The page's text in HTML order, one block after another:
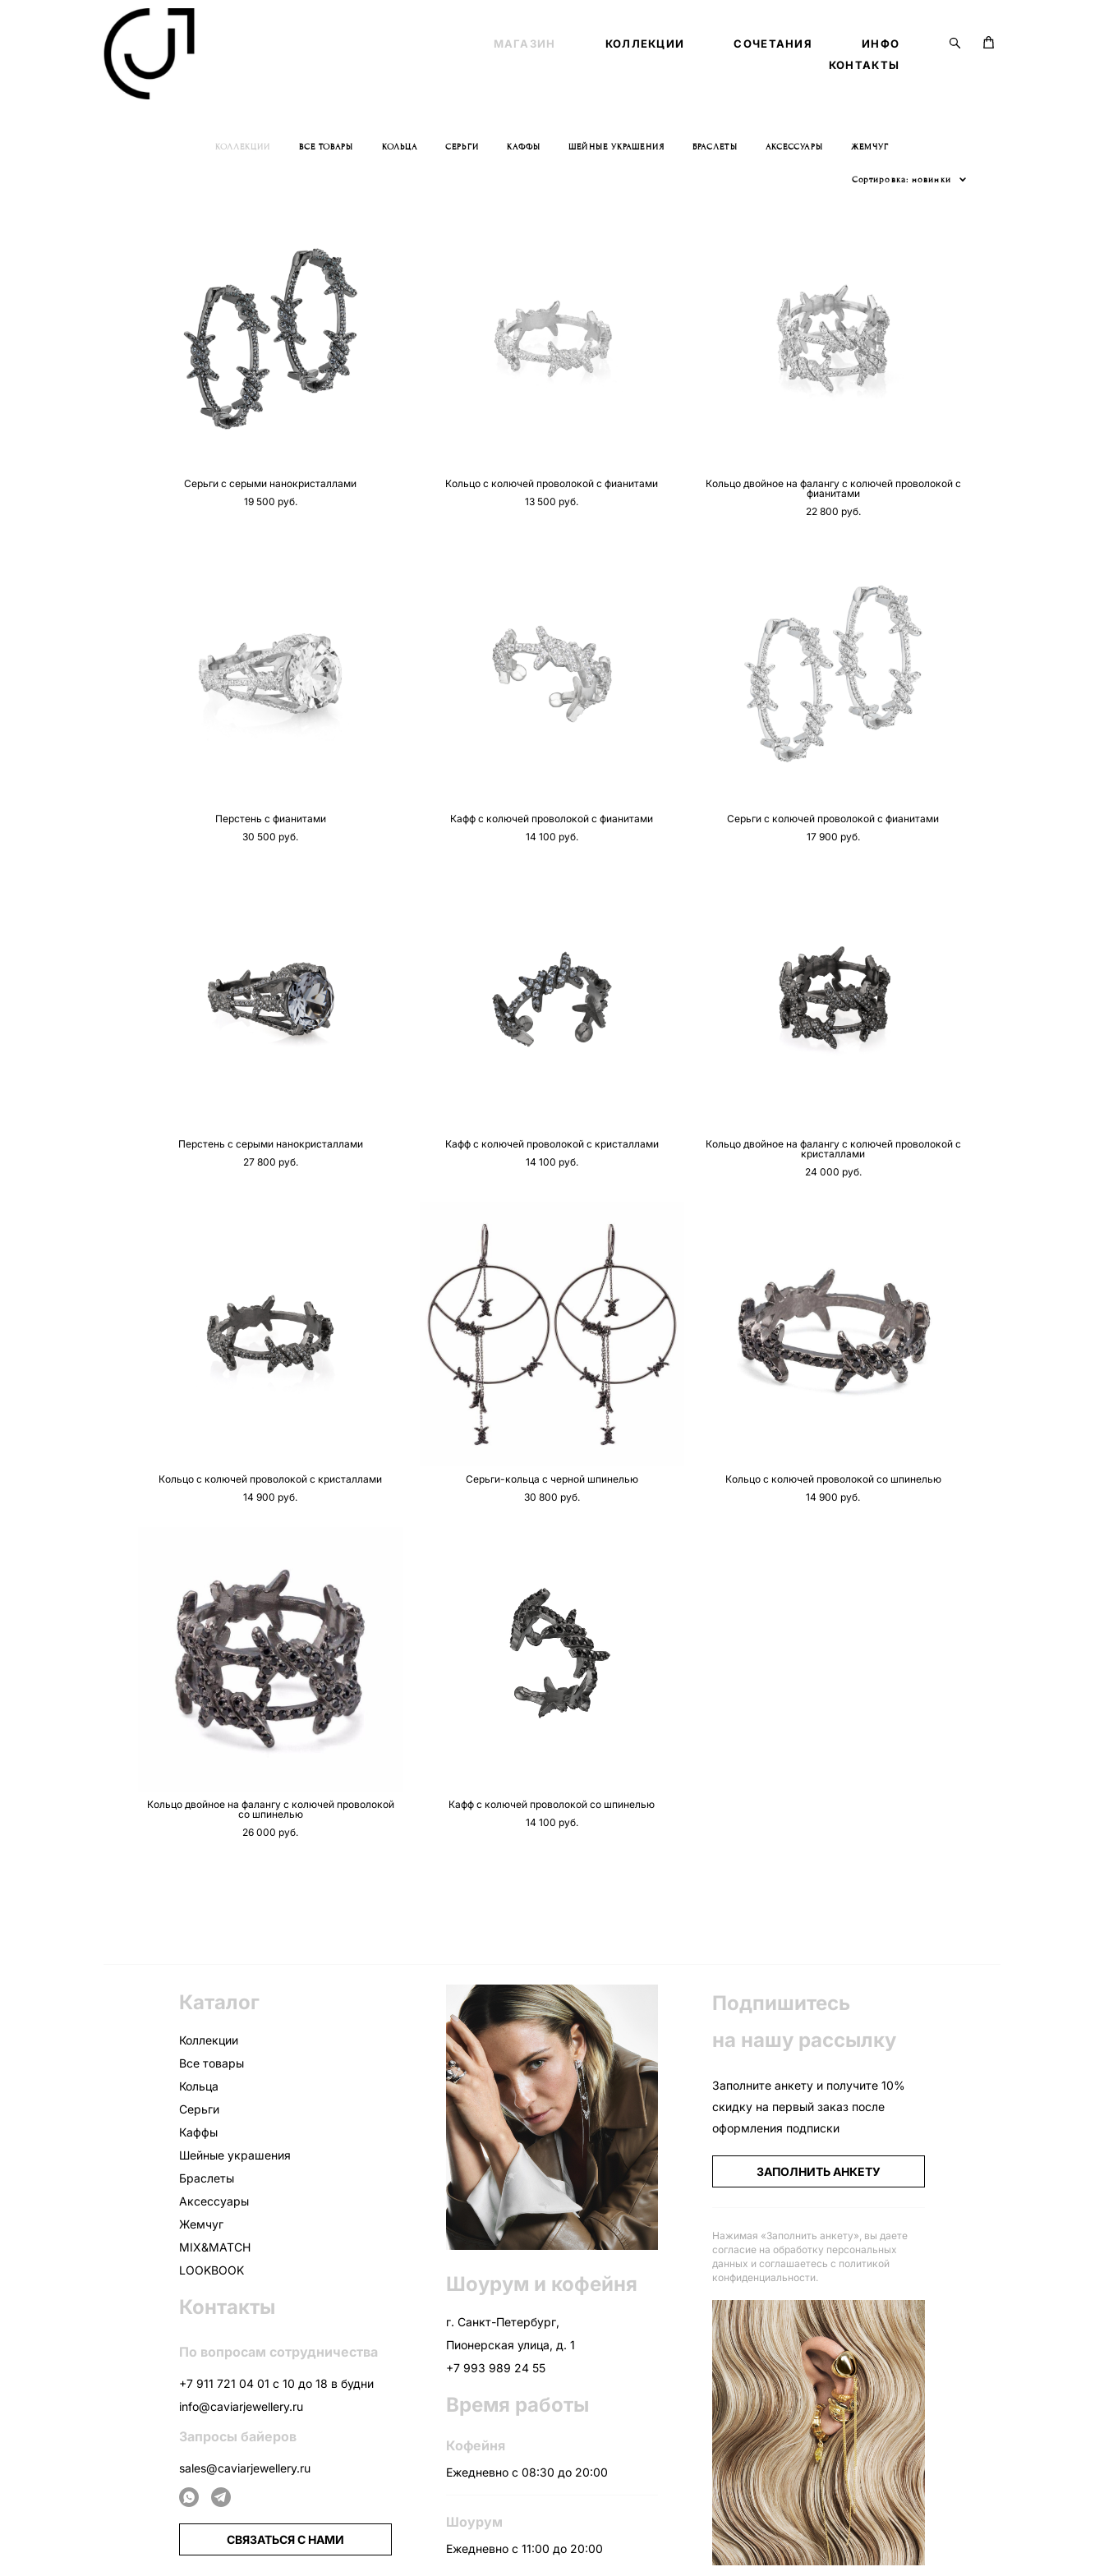
МАГАЗИН КОЛЛЕКЦИИ СОЧЕТАНИЯ
ИНФО
КОНТАКТЫ
МАГАЗИН КОЛЛЕКЦИИ СОЧЕТАНИЯ
ИНФО
КОНТАКТЫ
КОЛЛЕКЦИИ ВСЕ ТОВАРЫ КОЛЬЦА СЕРЬГИ КАФФЫ ШЕЙНЫЕ УКРАШЕНИЯ БРАСЛЕТЫ АКСЕССУАРЫ ЖЕМЧУГ
Сортировка: новинки
Серьги с серыми нанокристаллами
19 500 pуб.
Кольцо с колючей проволокой с фианитами
13 500 pуб.
Кольцо двойное на фалангу с колючей проволокой с
фианитами
22 800 pуб.
Перстень с фианитами
30 500 pуб.
Кафф с колючей проволокой с фианитами
14 100 pуб.
Серьги с колючей проволокой с фианитами
17 900 pуб.
Перстень с серыми нанокристаллами
27 800 pуб.
Кафф с колючей проволокой с кристаллами
14 100 pуб.
Кольцо двойное на фалангу с колючей проволокой с
кристаллами
24 000 pуб.
Кольцо с колючей проволокой с кристаллами
14 900 pуб.
Серьги-кольца с черной шпинелью
30 800 pуб.
Кольцо с колючей проволокой со шпинелью
14 900 pуб.
Кольцо двойное на фалангу с колючей проволокой
со шпинелью
26 000 pуб.
Кафф с колючей проволокой со шпинелью
14 100 pуб.
Каталог
Коллекции
Все товары
Кольца
Серьги
Каффы
Шейные украшения
Браслеты
Аксессуары
Жемчуг
MIX&MATCH
LOOKBOOK
Контакты
По вопросам сотрудничества
+7 911 721 04 01 с 10 до 18 в будни
info@caviarjewellery.ru
Запросы байеров
sales@caviarjewellery.ru
СВЯЗАТЬСЯ С НАМИ
Шоурум и кофейня
г. Санкт-Петербург,
Пионерская улица, д. 1
+7 993 989 24 55
Время работы
Кофейня
Ежедневно с 08:30 до 20:00
Шоурум
Ежедневно с 11:00 до 20:00
Подпишитесь
на нашу рассылку
Заполните анкету и получите 10%
скидку на первый заказ после
оформления подписки
ЗАПОЛНИТЬ АНКЕТУ
Нажимая «Заполнить анкету», вы даете
согласие на обработку персональных
данных и соглашаетесь с политикой
конфиденциальности.